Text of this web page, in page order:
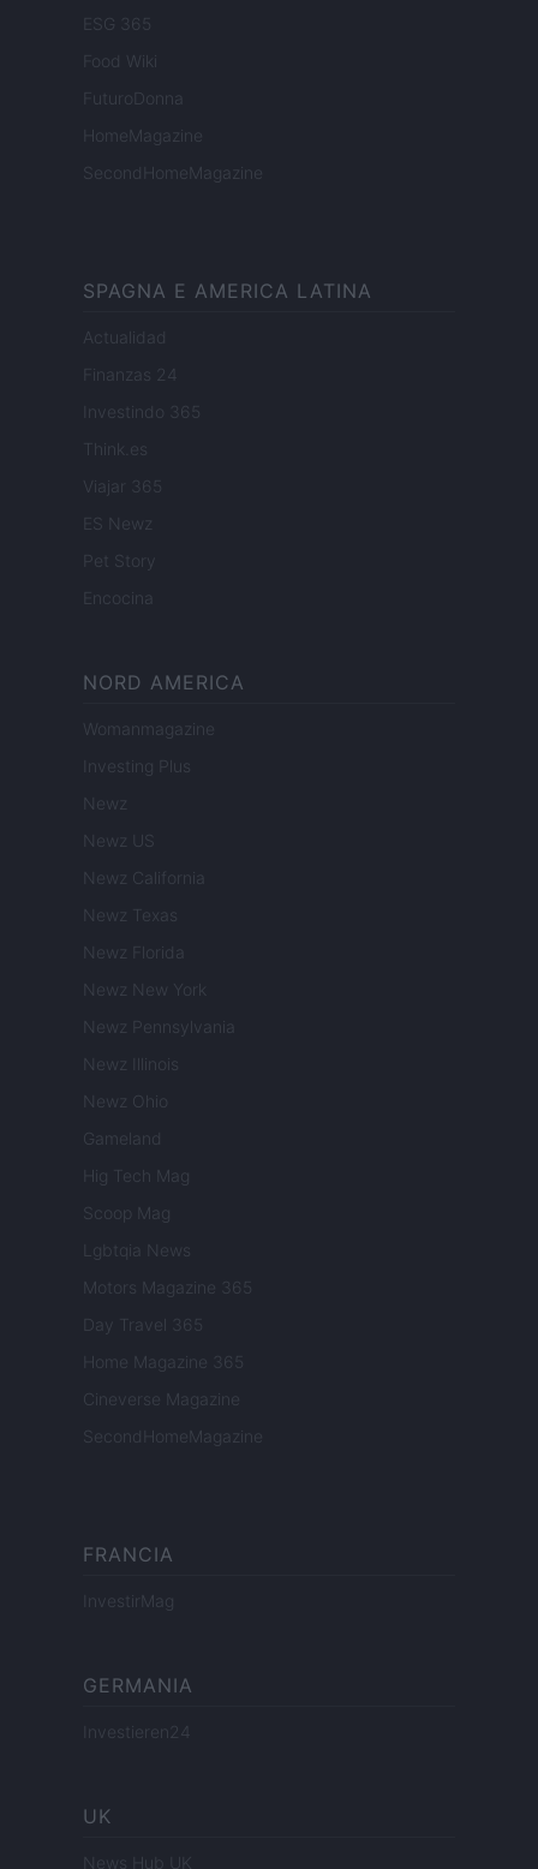
ESG 365
Food Wiki
FuturoDonna
HomeMagazine
SecondHomeMagazine
SPAGNA E AMERICA LATINA
Actualidad
Finanzas 24
Investindo 365
Think.es
Viajar 365
ES Newz
Pet Story
Encocina
NORD AMERICA
Womanmagazine
Investing Plus
Newz
Newz US
Newz California
Newz Texas
Newz Florida
Newz New York
Newz Pennsylvania
Newz Illinois
Newz Ohio
Gameland
Hig Tech Mag
Scoop Mag
Lgbtqia News
Motors Magazine 365
Day Travel 365
Home Magazine 365
Cineverse Magazine
SecondHomeMagazine
FRANCIA
InvestirMag
GERMANIA
Investieren24
UK
News Hub UK